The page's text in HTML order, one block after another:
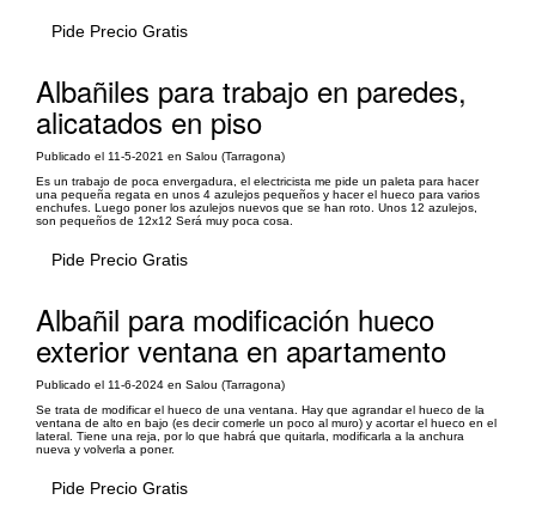
Pide Precio Gratis
Albañiles para trabajo en paredes,
alicatados en piso
Publicado el 11-5-2021 en Salou (Tarragona)
Es un trabajo de poca envergadura, el electricista me pide un paleta para hacer
una pequeña regata en unos 4 azulejos pequeños y hacer el hueco para varios
enchufes. Luego poner los azulejos nuevos que se han roto. Unos 12 azulejos,
son pequeños de 12x12 Será muy poca cosa.
Pide Precio Gratis
Albañil para modificación hueco
exterior ventana en apartamento
Publicado el 11-6-2024 en Salou (Tarragona)
Se trata de modificar el hueco de una ventana. Hay que agrandar el hueco de la
ventana de alto en bajo (es decir comerle un poco al muro) y acortar el hueco en el
lateral. Tiene una reja, por lo que habrá que quitarla, modificarla a la anchura
nueva y volverla a poner.
Pide Precio Gratis